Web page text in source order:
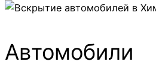
Автомобили